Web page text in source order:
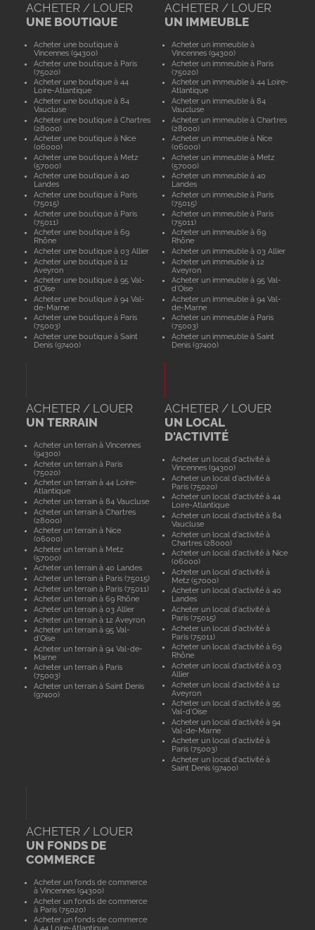
ACHETER / LOUER
UNE BOUTIQUE
Acheter une boutique à
Vincennes (94300)
Acheter une boutique à Paris
(75020)
Acheter une boutique à 44
Loire-Atlantique
Acheter une boutique à 84
Vaucluse
Acheter une boutique à Chartres
(28000)
Acheter une boutique à Nice
(06000)
Acheter une boutique à Metz
(57000)
Acheter une boutique à 40
Landes
Acheter une boutique à Paris
(75015)
Acheter une boutique à Paris
(75011)
Acheter une boutique à 69
Rhône
Acheter une boutique à 03 Allier
Acheter une boutique à 12
Aveyron
Acheter une boutique à 95 Val-
d'Oise
Acheter une boutique à 94 Val-
de-Marne
Acheter une boutique à Paris
(75003)
Acheter une boutique à Saint
Denis (97400)
ACHETER / LOUER
UN IMMEUBLE
Acheter un immeuble à
Vincennes (94300)
Acheter un immeuble à Paris
(75020)
Acheter un immeuble à 44 Loire-
Atlantique
Acheter un immeuble à 84
Vaucluse
Acheter un immeuble à Chartres
(28000)
Acheter un immeuble à Nice
(06000)
Acheter un immeuble à Metz
(57000)
Acheter un immeuble à 40
Landes
Acheter un immeuble à Paris
(75015)
Acheter un immeuble à Paris
(75011)
Acheter un immeuble à 69
Rhône
Acheter un immeuble à 03 Allier
Acheter un immeuble à 12
Aveyron
Acheter un immeuble à 95 Val-
d'Oise
Acheter un immeuble à 94 Val-
de-Marne
Acheter un immeuble à Paris
(75003)
Acheter un immeuble à Saint
Denis (97400)
ACHETER / LOUER
UN TERRAIN
Acheter un terrain à Vincennes
(94300)
Acheter un terrain à Paris
(75020)
Acheter un terrain à 44 Loire-
Atlantique
Acheter un terrain à 84 Vaucluse
Acheter un terrain à Chartres
(28000)
Acheter un terrain à Nice
(06000)
Acheter un terrain à Metz
(57000)
Acheter un terrain à 40 Landes
Acheter un terrain à Paris (75015)
Acheter un terrain à Paris (75011)
Acheter un terrain à 69 Rhône
Acheter un terrain à 03 Allier
Acheter un terrain à 12 Aveyron
Acheter un terrain à 95 Val-
d'Oise
Acheter un terrain à 94 Val-de-
Marne
Acheter un terrain à Paris
(75003)
Acheter un terrain à Saint Denis
(97400)
ACHETER / LOUER
UN LOCAL
D'ACTIVITÉ
Acheter un local d'activité à
Vincennes (94300)
Acheter un local d'activité à
Paris (75020)
Acheter un local d'activité à 44
Loire-Atlantique
Acheter un local d'activité à 84
Vaucluse
Acheter un local d'activité à
Chartres (28000)
Acheter un local d'activité à Nice
(06000)
Acheter un local d'activité à
Metz (57000)
Acheter un local d'activité à 40
Landes
Acheter un local d'activité à
Paris (75015)
Acheter un local d'activité à
Paris (75011)
Acheter un local d'activité à 69
Rhône
Acheter un local d'activité à 03
Allier
Acheter un local d'activité à 12
Aveyron
Acheter un local d'activité à 95
Val-d'Oise
Acheter un local d'activité à 94
Val-de-Marne
Acheter un local d'activité à
Paris (75003)
Acheter un local d'activité à
Saint Denis (97400)
ACHETER / LOUER
UN FONDS DE
COMMERCE
Acheter un fonds de commerce
à Vincennes (94300)
Acheter un fonds de commerce
à Paris (75020)
Acheter un fonds de commerce
à 44 Loire-Atlantique